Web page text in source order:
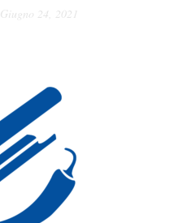
Giugno 24, 2021